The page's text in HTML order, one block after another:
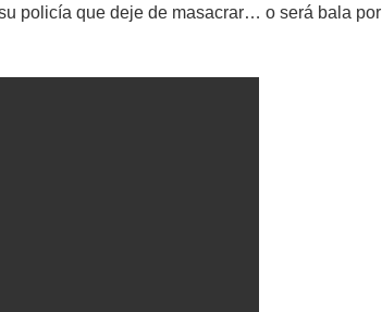
policía que deje de masacrar… o será bala por